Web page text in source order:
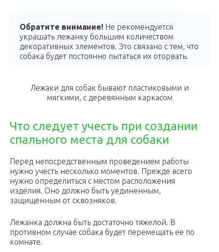
Обратите внимание! Не рекомендуется
украшать лежанку большим количеством
декоративных элементов. Это связано с тем, что
собака будет постоянно пытаться их оторвать.
Лежаки для собак бывают пластиковыми и
мягкими, с деревянным каркасом
Что следует учесть при создании
спального места для собаки
Перед непосредственным проведением работы
нужно учесть несколько моментов. Прежде всего
нужно определиться с местом расположения
изделия. Оно должно быть уединенным,
защищенным от сквозняков.
Лежанка должна быть достаточно тяжелой. В
противном случае собака будет перемещать ее по
комнате.